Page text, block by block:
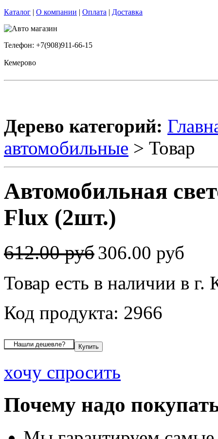
Каталог | О компании | Оплата | Доставка
Телефон: +7(908)911-66-15
Кемерово
Дерево категорий:
автомобильные > Товар
Автомобильная
Flux (2шт.)
612.00 руб306.00 руб
Товар есть в наличии в г.
Код продукта: 2966
хочу спросить
Почему надо